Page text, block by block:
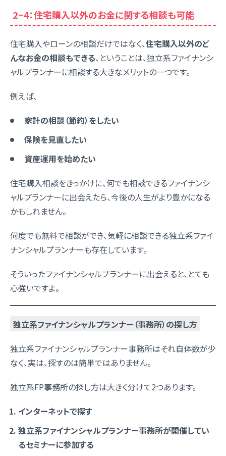
2−4：住宅購入以外のお金に関する相談も可能
住宅購入やローンの相談だけではなく、住宅購入以外のど
んなお金の相談もできる、ということは、独立系ファイナンシ
ャルプランナーに相談する大きなメリットの一つです。
例えば、
家計の相談（節約）をしたい
保険を見直したい
資産運用を始めたい
住宅購入相談をきっかけに、何でも相談できるファイナンシ
ャルプランナーに出会えたら、今後の人生がより豊かになる
かもしれません。
何度でも無料で相談ができ、気軽に相談できる独立系ファイ
ナンシャルプランナーも存在しています。
そういったファイナンシャルプランナーに出会えると、とても
心強いですよ。
独立系ファイナンシャルプランナー（事務所）の探し方
独立系ファイナンシャルプランナー事務所はそれ自体数が少
なく、実は、探すのは簡単ではありません。
独立系FP事務所の探し方は大きく分けて2つあります。
インターネットで探す
独立系ファイナンシャルプランナー事務所が開催してい
るセミナーに参加する